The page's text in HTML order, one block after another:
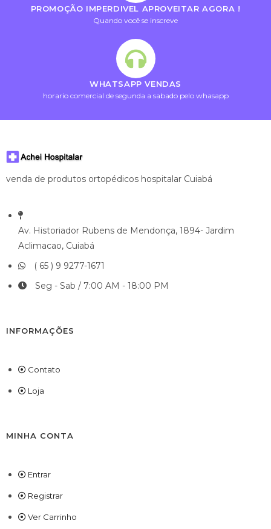
PROMOÇÃO IMPERDIVEL APROVEITAR AGORA !
Quando você se inscreve
WHATSAPP VENDAS
horario comercial de segunda a sabado pelo whasapp
venda de produtos ortopédicos hospitalar Cuiabá
Av. Historiador Rubens de Mendonça, 1894- Jardim
Aclimacao, Cuiabá
( 65 ) 9 9277-1671
Seg - Sab / 7:00 AM - 18:00 PM
INFORMAÇÕES
Contato
Loja
MINHA CONTA
Entrar
Registrar
Ver Carrinho